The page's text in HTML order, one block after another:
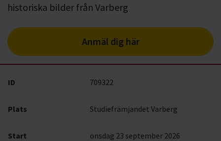
historiska bilder från Varberg
Anmäl dig här
ID 709322
Plats Studiefrämjandet Varberg
Start onsdag 23 september 2026